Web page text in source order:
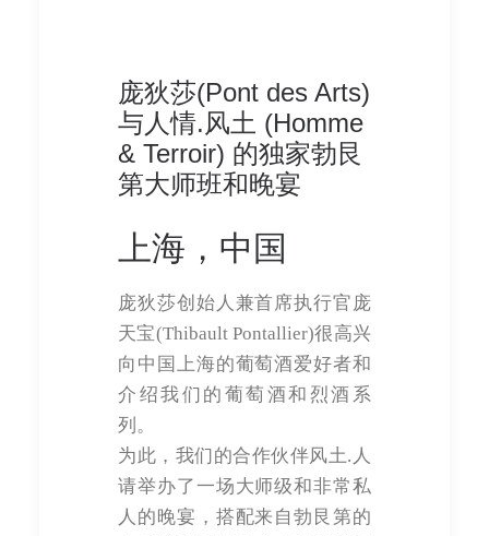
庞狄莎(Pont des Arts)
与人情.风土 (Homme
& Terroir) 的独家勃艮
第大师班和晚宴
上海，中国
庞狄莎创始人兼首席执行官庞
天宝(Thibault Pontallier)很高兴
向中国上海的葡萄酒爱好者和
介绍我们的葡萄酒和烈酒系
列。
为此，我们的合作伙伴风土.人
请举办了一场大师级和非常私
人的晚宴，搭配来自勃艮第的